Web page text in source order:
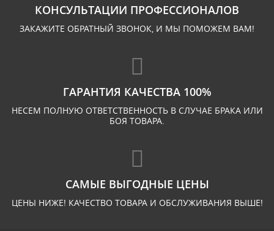
КОНСУЛЬТАЦИИ ПРОФЕССИОНАЛОВ
ЗАКАЖИТЕ ОБРАТНЫЙ ЗВОНОК, И МЫ ПОМОЖЕМ ВАМ!
ГАРАНТИЯ КАЧЕСТВА 100%
НЕСЕМ ПОЛНУЮ ОТВЕТСТВЕННОСТЬ В СЛУЧАЕ БРАКА ИЛИ
БОЯ ТОВАРА.
САМЫЕ ВЫГОДНЫЕ ЦЕНЫ
ЦЕНЫ НИЖЕ! КАЧЕСТВО ТОВАРА И ОБСЛУЖИВАНИЯ ВЫШЕ!